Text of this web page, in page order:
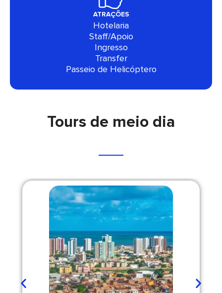
ATRAÇÕES
Hotelaria
Staff/Apoio
Ingresso
Transfer
Passeio de Helicóptero
Tours de meio dia